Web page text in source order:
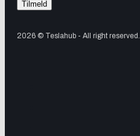
2026 © Teslahub - All right reserved.